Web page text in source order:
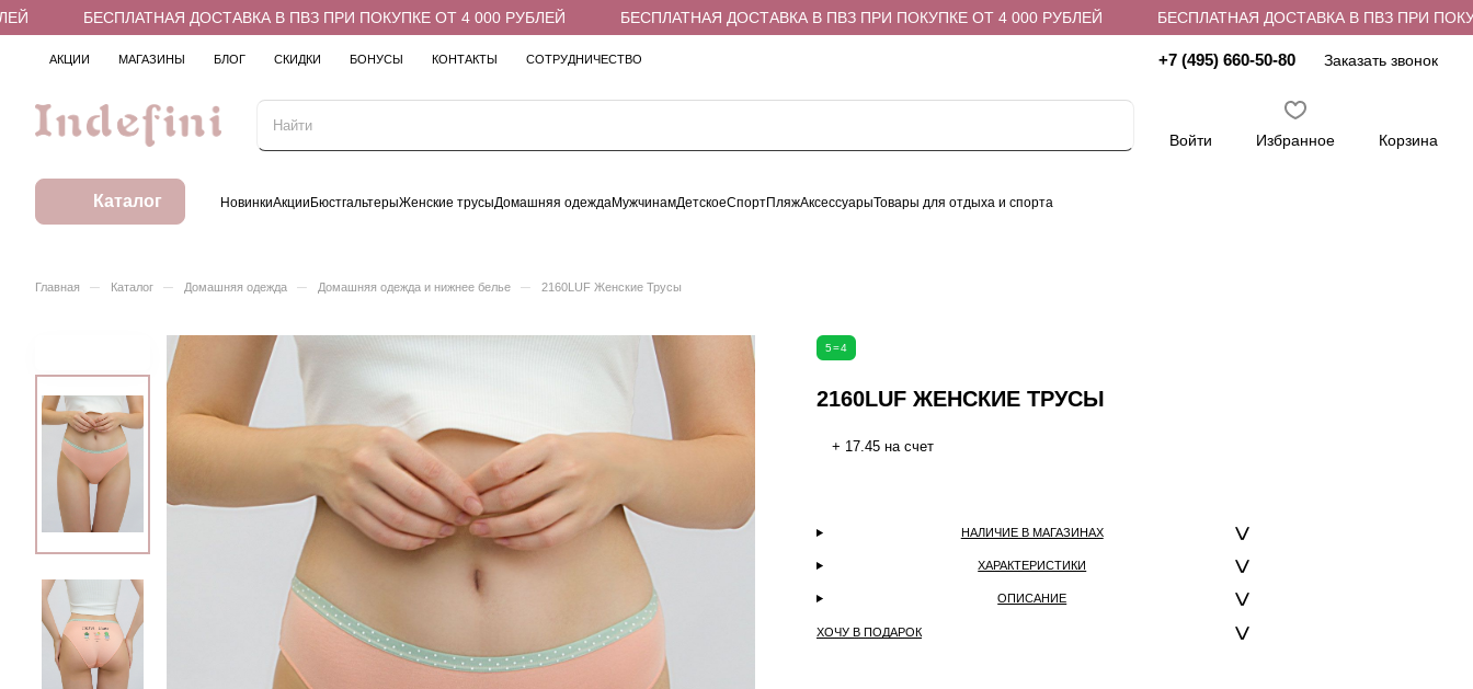
БЕСПЛАТНАЯ ДОСТАВКА В ПВЗ ПРИ ПОКУПКЕ ОТ 4 000 РУБЛЕЙ БЕСПЛАТНАЯ ДОСТАВКА В ПВЗ ПРИ ПОКУПКЕ ОТ 4 000 РУБЛЕЙ БЕСПЛАТНАЯ ДОСТАВКА В ПВЗ ПРИ
АКЦИИ МАГАЗИНЫ БЛОГ СКИДКИ БОНУСЫ КОНТАКТЫ СОТРУДНИЧЕСТВО +7 (495) 660-50-80 Заказать звонок
Войти Избранное Корзина
Каталог НовинкиАкцииБюстгальтерыЖенские трусыДомашняя одеждаМужчинамДетскоеСпортПляжАксессуарыТовары для отдыха и спорта
Главная – Каталог – Домашняя одежда – Домашняя одежда и нижнее белье – 2160LUF Женские Трусы
5=4
2160LUF ЖЕНСКИЕ ТРУСЫ
+ 17.45 на счет
НАЛИЧИЕ В МАГАЗИНАХ
ХАРАКТЕРИСТИКИ
ОПИСАНИЕ
ХОЧУ В ПОДАРОК